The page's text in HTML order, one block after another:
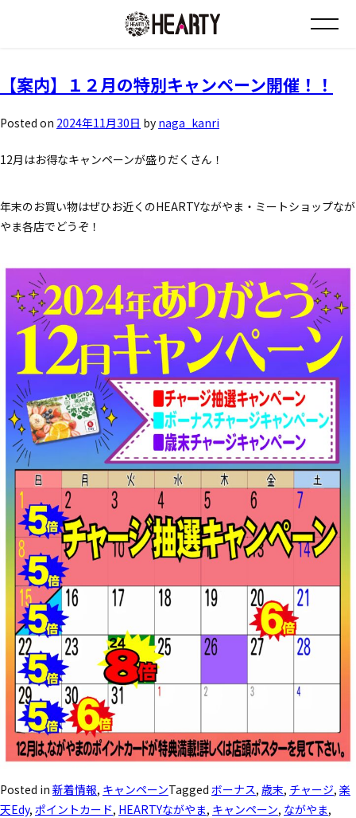
お知らせ
チラシ情報
店舗について
会社について
Instagram
【案内】１２月の特別キャンペーン開催！！
Posted on 2024年11月30日 by naga_kanri
12月はお得なキャンペーンが盛りだくさん！
年末のお買い物はぜひお近くのHEARTYながやま・ミートショップなが
やま各店でどうぞ！
Posted in 新着情報, キャンペーンTagged ボーナス, 歳末, チャージ, 楽
天Edy, ポイントカード, HEARTYながやま, キャンペーン, ながやま,